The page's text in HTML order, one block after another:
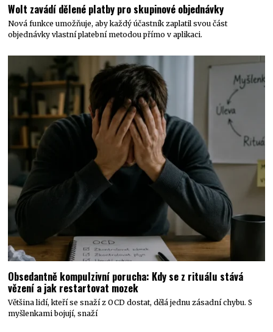
Wolt zavádí dělené platby pro skupinové objednávky
Nová funkce umožňuje, aby každý účastník zaplatil svou část
objednávky vlastní platební metodou přímo v aplikaci.
Obsedantně kompulzivní porucha: Kdy se z rituálu stává
vězení a jak restartovat mozek
Většina lidí, kteří se snaží z OCD dostat, dělá jednu zásadní chybu. S
myšlenkami bojují, snaží